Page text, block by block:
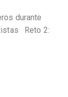
durante
Reto 2: